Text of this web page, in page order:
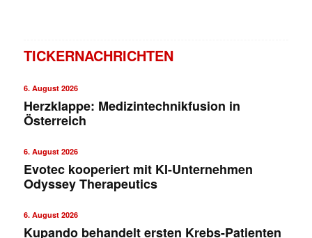
TICKERNACHRICHTEN
6. August 2026
Herzklappe: Medizintechnikfusion in
Österreich
6. August 2026
Evotec kooperiert mit KI-Unternehmen
Odyssey Therapeutics
6. August 2026
Kupando behandelt ersten Krebs-Patienten